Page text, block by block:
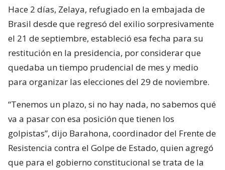
Hace 2 días, Zelaya, refugiado en la embajada de
Brasil desde que regresó del exilio sorpresivamente
el 21 de septiembre, estableció esa fecha para su
restitución en la presidencia, por considerar que
quedaba un tiempo prudencial de mes y medio
para organizar las elecciones del 29 de noviembre.
“Tenemos un plazo, si no hay nada, no sabemos qué
va a pasar con esa posición que tienen los
golpistas”, dijo Barahona, coordinador del Frente de
Resistencia contra el Golpe de Estado, quien agregó
que para el gobierno constitucional se trata de la